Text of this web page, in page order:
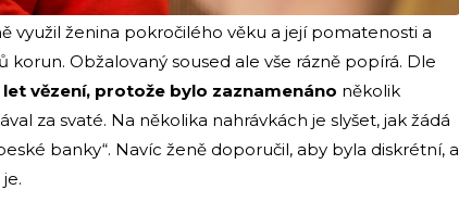
využil ženina pokročilého věku a její pomatenosti a
Obžalovaný soused ale vše rázně popírá. Dle
vězení, protože bylo zaznamenáno několik
za svaté. Na několika nahrávkách je slyšet, jak žádá
banky“. Navíc ženě doporučil, aby byla diskrétní, a